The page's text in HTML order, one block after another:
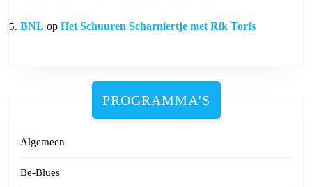
BNL op Het Schuuren Scharniertje met Rik Torfs
PROGRAMMA'S
Algemeen
Be-Blues